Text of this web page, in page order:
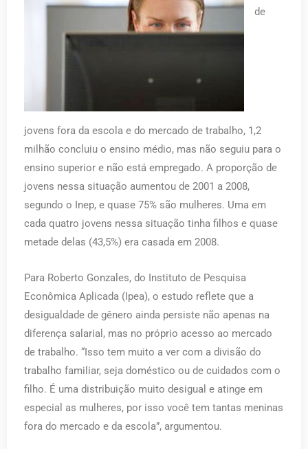
de
jovens fora da escola e do mercado de trabalho, 1,2
milhão concluiu o ensino médio, mas não seguiu para o
ensino superior e não está empregado. A proporção de
jovens nessa situação aumentou de 2001 a 2008,
segundo o Inep, e quase 75% são mulheres. Uma em
cada quatro jovens nessa situação tinha filhos e quase
metade delas (43,5%) era casada em 2008.
Para Roberto Gonzales, do Instituto de Pesquisa
Econômica Aplicada (Ipea), o estudo reflete que a
desigualdade de gênero ainda persiste não apenas na
diferença salarial, mas no próprio acesso ao mercado
de trabalho. “Isso tem muito a ver com a divisão do
trabalho familiar, seja doméstico ou de cuidados com o
filho. É uma distribuição muito desigual e atinge em
especial as mulheres, por isso você tem tantas meninas
fora do mercado e da escola”, argumentou.